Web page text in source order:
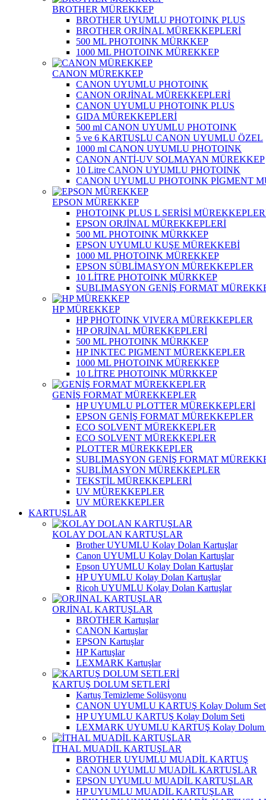
BROTHER MÜREKKEP
BROTHER UYUMLU PHOTOINK PLUS
BROTHER ORJİNAL MÜREKKEPLERİ
500 ML PHOTOINK MÜRKKEP
1000 ML PHOTOINK MÜREKKEP
CANON MÜREKKEP
CANON UYUMLU PHOTOINK
CANON ORJİNAL MÜREKKEPLERİ
CANON UYUMLU PHOTOINK PLUS
GIDA MÜREKKEPLERİ
500 ml CANON UYUMLU PHOTOINK
5 ve 6 KARTUŞLU CANON UYUMLU ÖZEL
1000 ml CANON UYUMLU PHOTOINK
CANON ANTİ-UV SOLMAYAN MÜREKKEP
10 Litre CANON UYUMLU PHOTOINK
CANON UYUMLU PHOTOINK PİGMENT
EPSON MÜREKKEP
PHOTOINK PLUS L SERİSİ
EPSON ORJİNAL MÜREKKEPLERİ
500 ML PHOTOINK MÜRKKEP
EPSON UYUMLU KUŞE MÜREKKEBİ
1000 ML PHOTOINK MÜREKKEP
EPSON SÜBLİMASYON MÜREKKEPLER
10 LİTRE PHOTOINK MÜRKKEP
SUBLIMASYON GENİŞ FORMAT
HP MÜREKKEP
HP PHOTOINK VIVERA MÜREKKEPLER
HP ORJİNAL MÜREKKEPLERİ
500 ML PHOTOINK MÜRKKEP
HP INKTEC PIGMENT MÜREKKEPLER
1000 ML PHOTOINK MÜREKKEP
10 LİTRE PHOTOINK MÜRKKEP
GENİŞ FORMAT MÜREKKEPLER
HP UYUMLU PLOTTER MÜREKKEPLERİ
EPSON GENİŞ FORMAT MÜREKKEPLER
ECO SOLVENT MÜREKKEPLER
ECO SOLVENT MÜREKKEPLER
PLOTTER MÜREKKEPLER
SUBLIMASYON GENİŞ FORMAT
SUBLİMASYON MÜREKKEPLER
TEKSTİL MÜREKKEPLERİ
UV MÜREKKEPLER
UV MÜREKKEPLER
KARTUŞLAR
KOLAY DOLAN KARTUŞLAR
Brother UYUMLU Kolay Dolan Kartuşlar
Canon UYUMLU Kolay Dolan Kartuşlar
Epson UYUMLU Kolay Dolan Kartuşlar
HP UYUMLU Kolay Dolan Kartuşlar
Ricoh UYUMLU Kolay Dolan Kartuşlar
ORJİNAL KARTUŞLAR
BROTHER Kartuşlar
CANON Kartuşlar
EPSON Kartuşlar
HP Kartuşlar
LEXMARK Kartuşlar
KARTUŞ DOLUM SETLERİ
Kartuş Temizleme Solüsyonu
CANON UYUMLU KARTUŞ Kolay Dolum
HP UYUMLU KARTUŞ Kolay Dolum Seti
LEXMARK UYUMLU KARTUŞ Kolay Dolum
İTHAL MUADİL KARTUŞLAR
BROTHER UYUMLU MUADİL KARTUŞ
CANON UYUMLU MUADİL KARTUŞLAR
EPSON UYUMLU MUADİL KARTUŞLAR
HP UYUMLU MUADİL KARTUŞLAR